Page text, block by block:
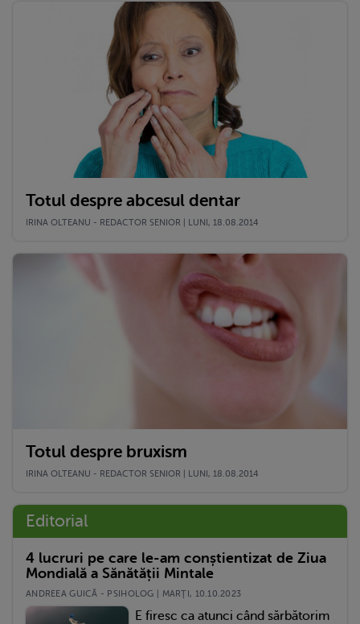
Totul despre abcesul dentar
IRINA OLTEANU - REDACTOR SENIOR | LUNI, 18.08.2014
Totul despre bruxism
IRINA OLTEANU - REDACTOR SENIOR | LUNI, 18.08.2014
Editorial
4 lucruri pe care le-am conștientizat de Ziua
Mondială a Sănătății Mintale
ANDREEA GUICĂ - PSIHOLOG | MARŢI, 10.10.2023
E firesc ca atunci când sărbătorim